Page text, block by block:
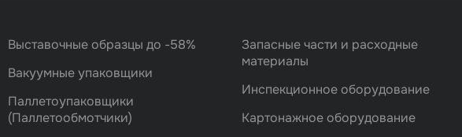
Выставочные образцы до -58%
Вакуумные упаковщики
Паллетоупаковщики
(Паллетообмотчики)
Запасные части и расходные
материалы
Инспекционное оборудование
Картонажное оборудование